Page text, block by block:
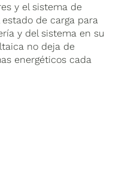
y el sistema de
de carga para
y del sistema en su
no deja de
energéticos cada